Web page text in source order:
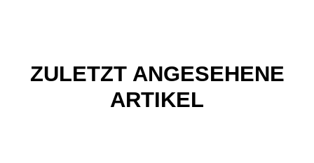
ZULETZT ANGESEHENE
ARTIKEL